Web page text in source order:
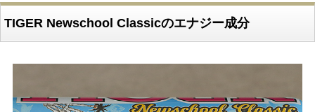
TIGER Newschool Classicのエナジー成分